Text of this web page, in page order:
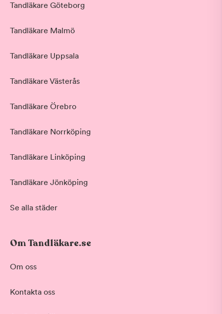
Tandläkare Göteborg
Tandläkare Malmö
Tandläkare Uppsala
Tandläkare Västerås
Tandläkare Örebro
Tandläkare Norrköping
Tandläkare Linköping
Tandläkare Jönköping
Se alla städer
Om Tandläkare.se
Om oss
Kontakta oss